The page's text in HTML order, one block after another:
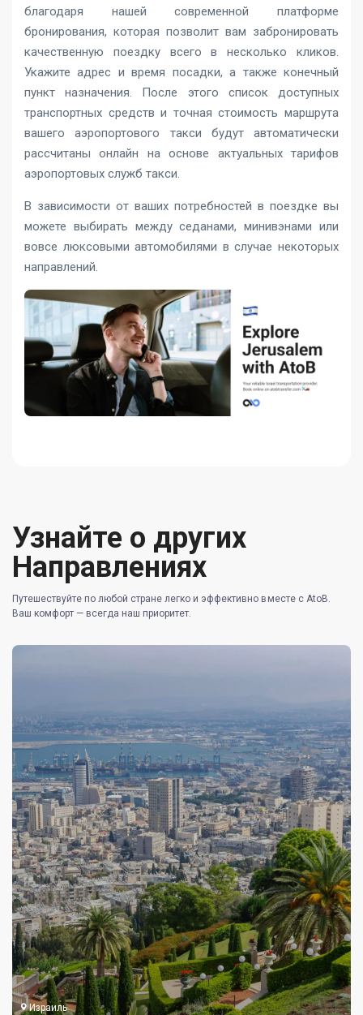
благодаря нашей современной платформе
бронирования, которая позволит вам забронировать
качественную поездку всего в несколько кликов.
Укажите адрес и время посадки, а также конечный
пункт назначения. После этого список доступных
транспортных средств и точная стоимость маршрута
вашего аэропортового такси будут автоматически
рассчитаны онлайн на основе актуальных тарифов
аэропортовых служб такси.
В зависимости от ваших потребностей в поездке вы
можете выбирать между седанами, минивэнами или
вовсе люксовыми автомобилями в случае некоторых
направлений.
Узнайте о других
Направлениях
Путешествуйте по любой стране легко и эффективно вместе с AtoB.
Ваш комфорт — всегда наш приоритет.
Израиль